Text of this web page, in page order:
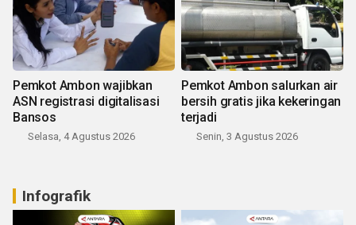
Pemkot Ambon wajibkan
ASN registrasi digitalisasi
Bansos
Selasa, 4 Agustus 2026
Pemkot Ambon salurkan air
bersih gratis jika kekeringan
terjadi
Senin, 3 Agustus 2026
Infografik